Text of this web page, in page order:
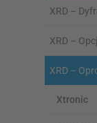
XRD –
XRD –
XRD –
Xtronic